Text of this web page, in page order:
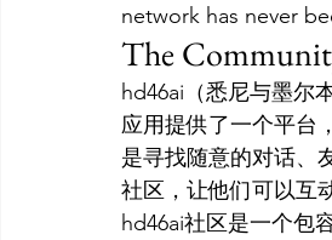
network has never
The
hd46ai（悉尼与墨尔
应用提供了一个平台
是寻找随意的对话、
社区，让他们可以互
hd46ai社区是一个包